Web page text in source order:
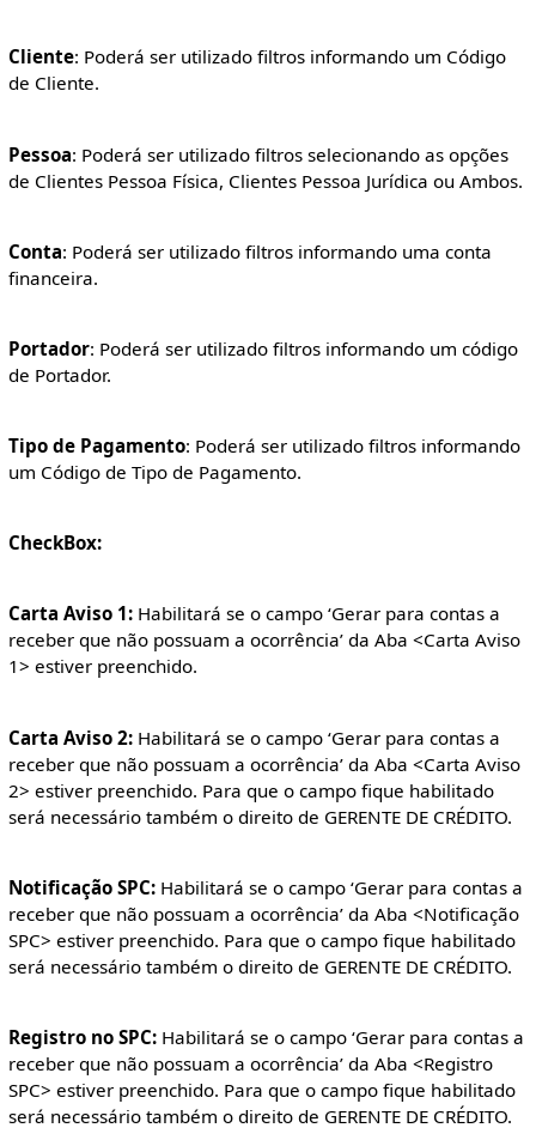
Cliente: Poderá ser utilizado filtros informando um Código
de Cliente.
Pessoa: Poderá ser utilizado filtros selecionando as opções
de Clientes Pessoa Física, Clientes Pessoa Jurídica ou Ambos.
Conta: Poderá ser utilizado filtros informando uma conta
financeira.
Portador: Poderá ser utilizado filtros informando um código
de Portador.
Tipo de Pagamento: Poderá ser utilizado filtros informando
um Código de Tipo de Pagamento.
CheckBox:
Carta Aviso 1:Habilitará se o campo ‘Gerar para contas a
receber que não possuam a ocorrência’ da Aba <Carta Aviso
1> estiver preenchido.
Carta Aviso 2:Habilitará se o campo ‘Gerar para contas a
receber que não possuam a ocorrência’ da Aba <Carta Aviso
2> estiver preenchido. Para que o campo fique habilitado
será necessário também o direito de GERENTE DE CRÉDITO.
Notificação SPC:Habilitará se o campo ‘Gerar para contas a
receber que não possuam a ocorrência’ da Aba <Notificação
SPC> estiver preenchido. Para que o campo fique habilitado
será necessário também o direito de GERENTE DE CRÉDITO.
Registro no SPC:Habilitará se o campo ‘Gerar para contas a
receber que não possuam a ocorrência’ da Aba <Registro
SPC> estiver preenchido. Para que o campo fique habilitado
será necessário também o direito de GERENTE DE CRÉDITO.